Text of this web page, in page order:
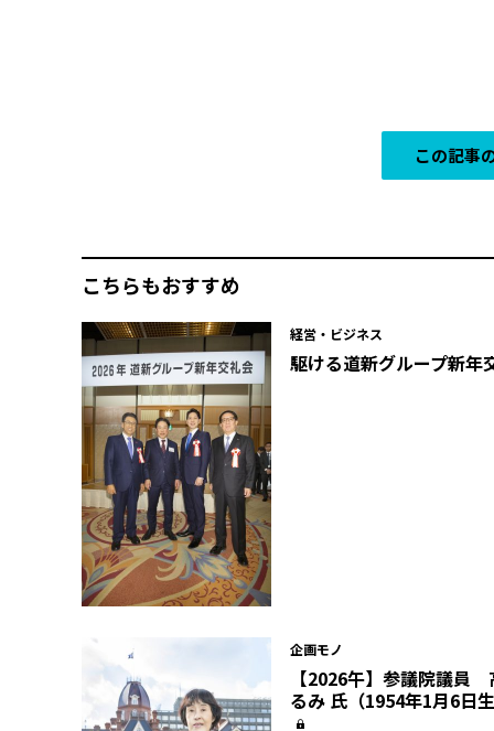
この記事
こちらもおすすめ
経営・ビジネス
駆ける――道新グループ新年
企画モノ
【2026午】参議院議員
るみ 氏（1954年1月6日